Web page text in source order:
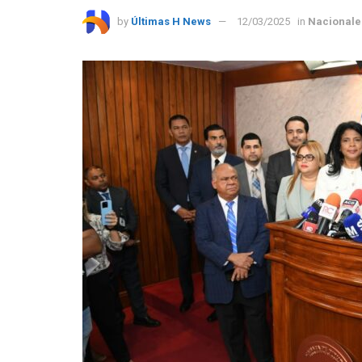
by Últimas H News 12/03/2025 in